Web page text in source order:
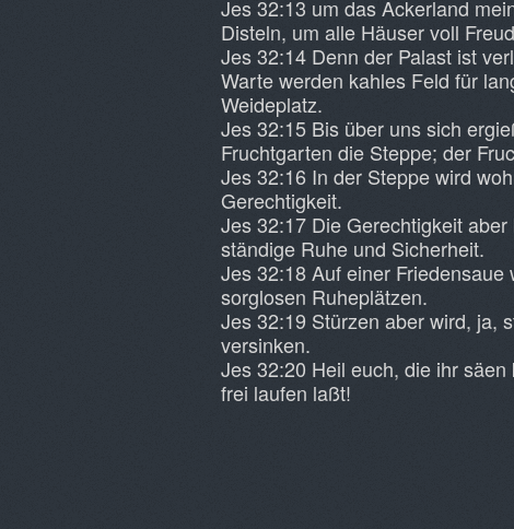
Jes 32:13 um das Ackerland
Disteln, um alle Häuser voll
Jes 32:14 Denn der Palast ist
Warte werden kahles Feld für
Weideplatz.
Jes 32:15 Bis über uns sich
Fruchtgarten die Steppe; der
Jes 32:16 In der Steppe wird
Gerechtigkeit.
Jes 32:17 Die Gerechtigkeit
ständige Ruhe und Sicherheit.
Jes 32:18 Auf einer
sorglosen Ruheplätzen.
Jes 32:19 Stürzen aber wird, ja,
versinken.
Jes 32:20 Heil euch, die ihr
frei laufen laßt!